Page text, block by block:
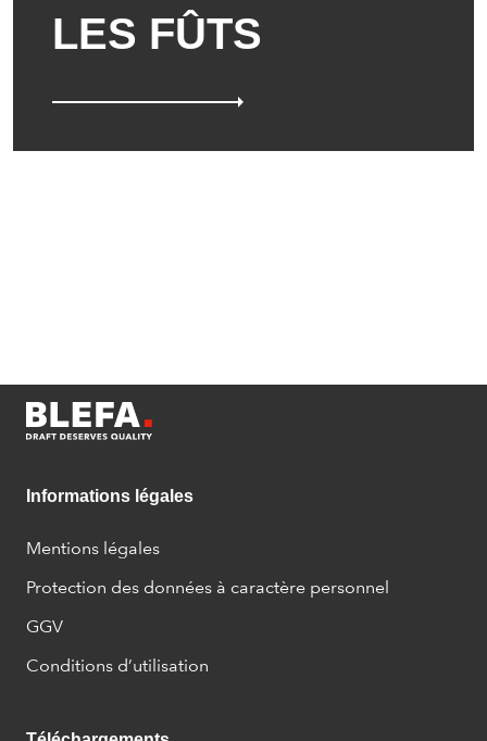
LES FÛTS
Informations légales
Mentions légales
Protection des données à caractère personnel
GGV
Conditions d’utilisation